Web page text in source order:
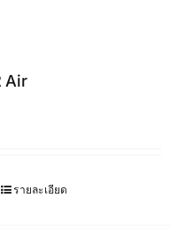
Air
รายละเอียด